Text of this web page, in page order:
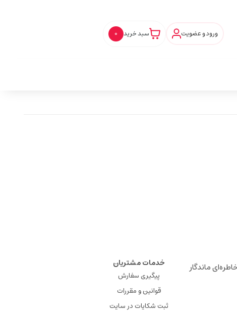
ورود و عضویت سبد خرید 0
ماندگار
خدمات مشتریان
پیگیری سفارش
قوانین و مقررات
ثبت شکایات در سایت